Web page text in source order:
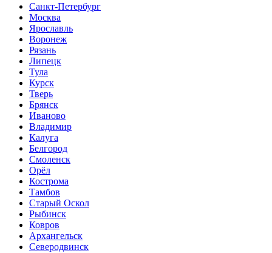
Санкт-Петербург
Москва
Ярославль
Воронеж
Рязань
Липецк
Тула
Курск
Тверь
Брянск
Иваново
Владимир
Калуга
Белгород
Смоленск
Орёл
Кострома
Тамбов
Старый Оскол
Рыбинск
Ковров
Архангельск
Северодвинск